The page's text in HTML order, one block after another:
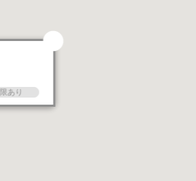
あり